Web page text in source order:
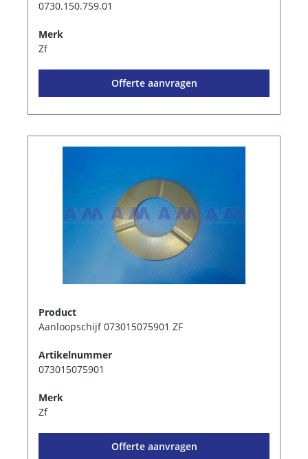
0730.150.759.01
Merk
Zf
Offerte aanvragen
Product
Aanloopschijf 073015075901 ZF
Artikelnummer
073015075901
Merk
Zf
Offerte aanvragen